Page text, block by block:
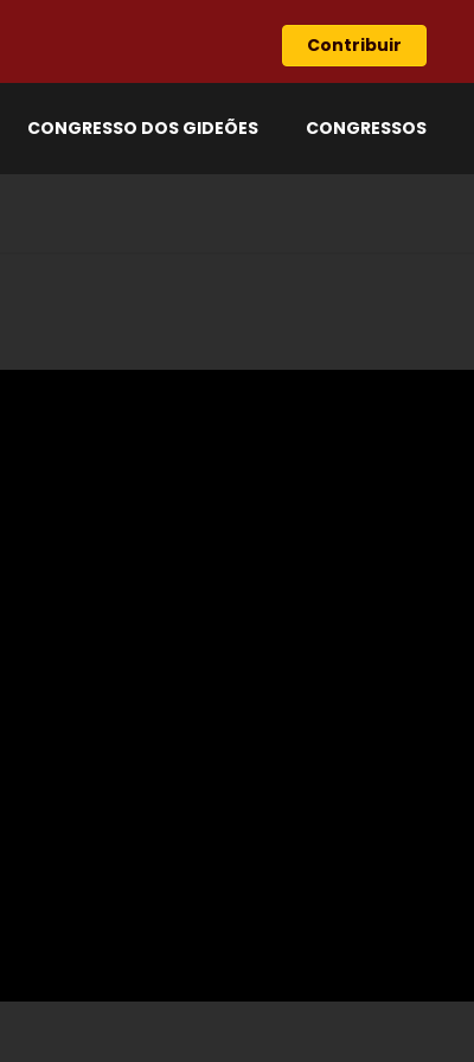
Contribuir
CONGRESSO DOS GIDEÕES CONGRESSOS